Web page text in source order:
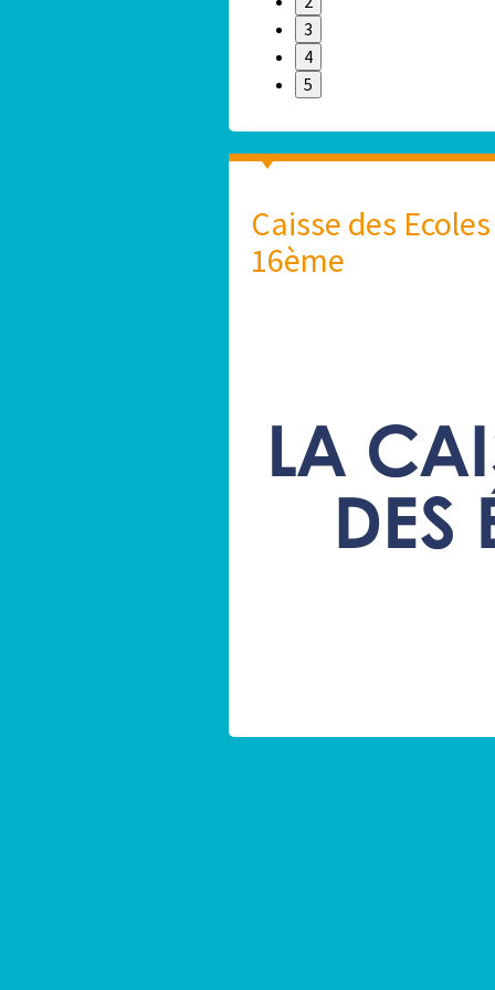
3
4
5
Caisse des
16ème